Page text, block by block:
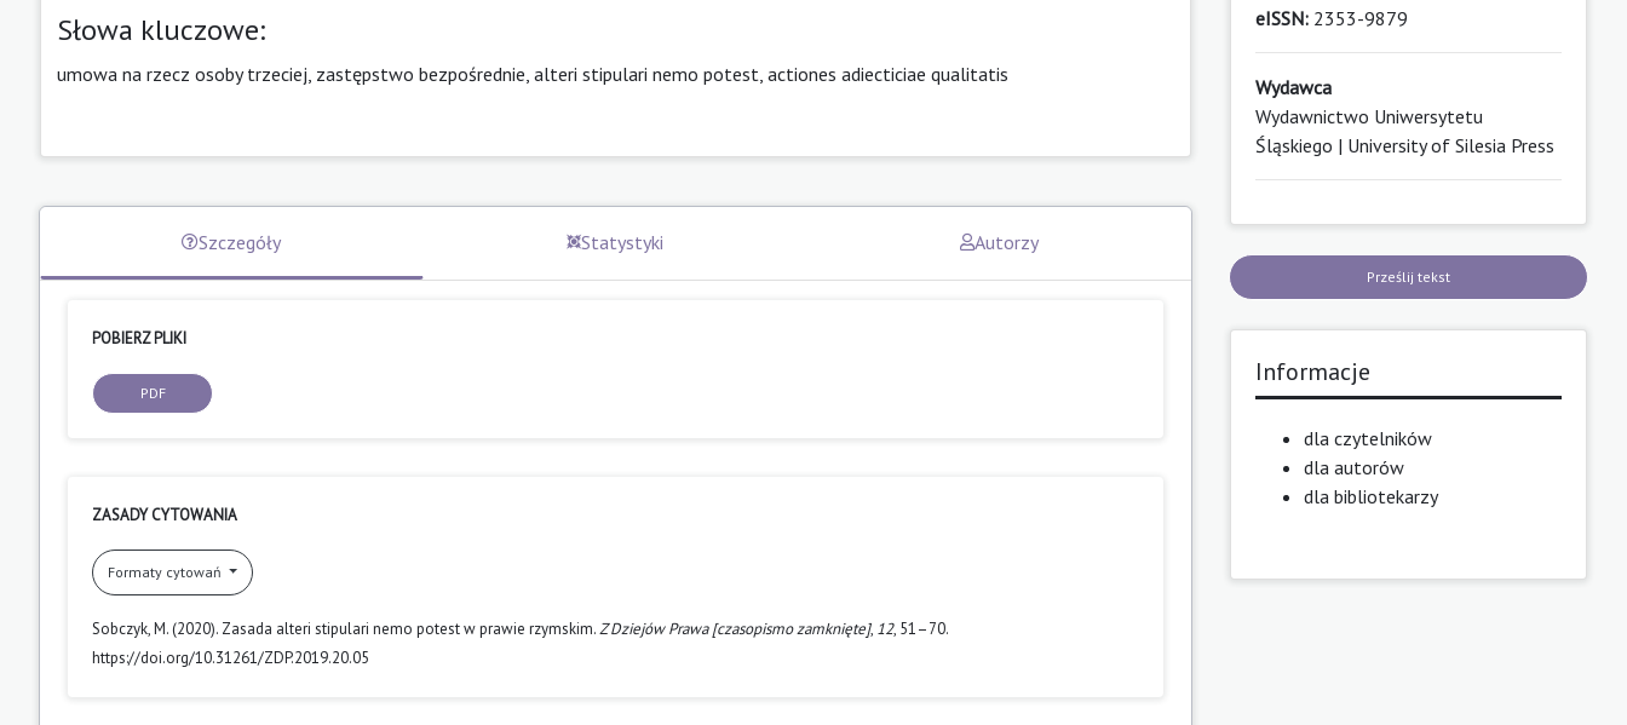
Słowa kluczowe:
umowa na rzecz osoby trzeciej, zastępstwo bezpośrednie, alteri stipulari nemo potest, actiones adiecticiae qualitatis
Szczegóły Statystyki Autorzy
POBIERZ PLIKI
PDF
ZASADY CYTOWANIA
Formaty cytowań
Sobczyk, M. (2020). Zasada alteri stipulari nemo potest w prawie rzymskim.Z Dziejów Prawa [czasopismo zamknięte], 12, 51–70.
https://doi.org/10.31261/ZDP.2019.20.05
eISSN:2353-9879
Wydawca
Wydawnictwo Uniwersytetu
Śląskiego | University of Silesia Press
Prześlij tekst
Informacje
dla czytelników
dla autorów
dla bibliotekarzy